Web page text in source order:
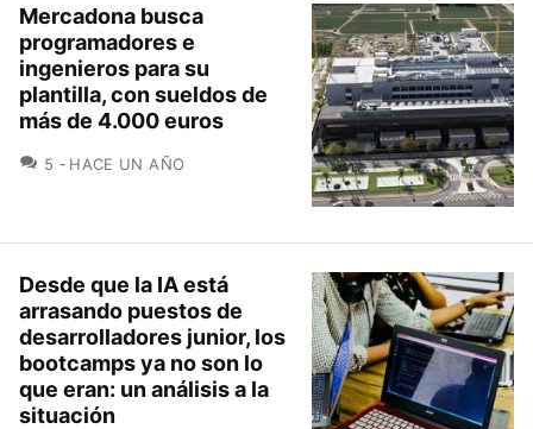
Mercadona busca
programadores e
ingenieros para su
plantilla, con sueldos de
más de 4.000 euros
5 COMENTARIOS
HACE UN AÑO
Desde que la IA está
arrasando puestos de
desarrolladores junior, los
bootcamps ya no son lo
que eran: un análisis a la
situación